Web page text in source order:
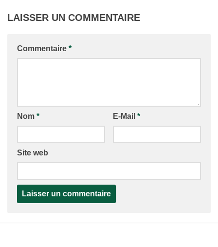
LAISSER UN COMMENTAIRE
Commentaire *
Nom * E-Mail *
Site web